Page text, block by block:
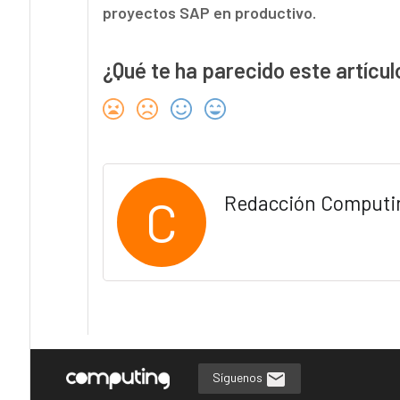
proyectos SAP en productivo.
¿Qué te ha parecido este
C Redacción
Síguenos